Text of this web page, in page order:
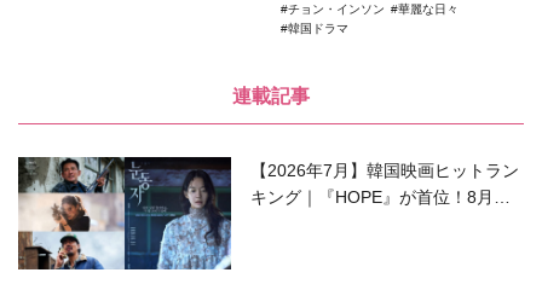
チョン・インソン
華麗な日々
韓国ドラマ
連載記事
【2026年7月】韓国映画ヒットラン
キング｜『HOPE』が首位！8月公